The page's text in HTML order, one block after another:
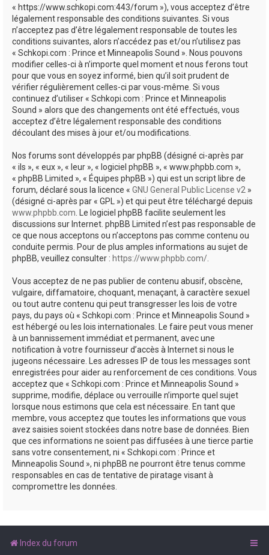
« https://www.schkopi.com:443/forum »), vous acceptez d’être
légalement responsable des conditions suivantes. Si vous
n’acceptez pas d’être légalement responsable de toutes les
conditions suivantes, alors n’accédez pas et/ou n’utilisez pas
« Schkopi.com : Prince et Minneapolis Sound ». Nous pouvons
modifier celles-ci à n’importe quel moment et nous ferons tout
pour que vous en soyez informé, bien qu’il soit prudent de
vérifier régulièrement celles-ci par vous-même. Si vous
continuez d’utiliser « Schkopi.com : Prince et Minneapolis
Sound » alors que des changements ont été effectués, vous
acceptez d’être légalement responsable des conditions
découlant des mises à jour et/ou modifications.
Nos forums sont développés par phpBB (désigné ci-après par
« ils », « eux », « leur », « logiciel phpBB », « www.phpbb.com »,
« phpBB Limited », « Équipes phpBB ») qui est un script libre de
forum, déclaré sous la licence « GNU General Public License v2 »
(désigné ci-après par « GPL ») et qui peut être téléchargé depuis
www.phpbb.com . Le logiciel phpBB facilite seulement les
discussions sur Internet. phpBB Limited n’est pas responsable de
ce que nous acceptons ou n’acceptons pas comme contenu ou
conduite permis. Pour de plus amples informations au sujet de
phpBB, veuillez consulter : https://www.phpbb.com/
Vous acceptez de ne pas publier de contenu abusif, obscène,
vulgaire, diffamatoire, choquant, menaçant, à caractère sexuel
ou tout autre contenu qui peut transgresser les lois de votre
pays, du pays où « Schkopi.com : Prince et Minneapolis Sound »
est hébergé ou les lois internationales. Le faire peut vous mener
à un bannissement immédiat et permanent, avec une
notification à votre fournisseur d’accès à Internet si nous le
jugeons nécessaire. Les adresses IP de tous les messages sont
enregistrées pour aider au renforcement de ces conditions. Vous
acceptez que « Schkopi.com : Prince et Minneapolis Sound »
supprime, modifie, déplace ou verrouille n’importe quel sujet
lorsque nous estimons que cela est nécessaire. En tant que
membre, vous acceptez que toutes les informations que vous
avez saisies soient stockées dans notre base de données. Bien
que ces informations ne soient pas diffusées à une tierce partie
sans votre consentement, ni « Schkopi.com : Prince et
Minneapolis Sound », ni phpBB ne pourront être tenus comme
responsables en cas de tentative de piratage visant à
compromettre les données.
Index du forum